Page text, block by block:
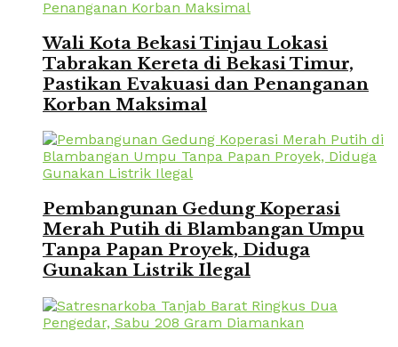
Wali Kota Bekasi Tinjau Lokasi
Tabrakan Kereta di Bekasi Timur,
Pastikan Evakuasi dan Penanganan
Korban Maksimal
Pembangunan Gedung Koperasi
Merah Putih di Blambangan Umpu
Tanpa Papan Proyek, Diduga
Gunakan Listrik Ilegal